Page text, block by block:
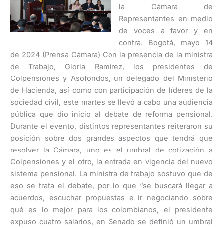
la Cámara de
Representantes en medio
de voces a favor y en
contra. Bogotá, mayo 14
de 2024 (Prensa Cámara) Con la presencia de la ministra
de Trabajo, Gloria Ramírez, los presidentes de
Colpensiones y Asofondos, un delegado del Ministerio
de Hacienda, así como con participación de líderes de la
sociedad civil, este martes se llevó a cabo una audiencia
pública que dio inicio al debate de reforma pensional.
Durante el evento, distintos representantes reiteraron su
posición sobre dos grandes aspectos que tendrá que
resolver la Cámara, uno es el umbral de cotización a
Colpensiones y el otro, la entrada en vigencia del nuevo
sistema pensional. La ministra de trabajo sostuvo que de
eso se trata el debate, por lo que “se buscará llegar a
acuerdos, escuchar propuestas e ir negociando sobre
qué es lo mejor para los colombianos, el presidente
expuso cuatro salarios, en Senado se definió un umbral